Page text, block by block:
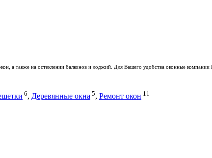
а также на остеклении балконов и лоджий. Для Вашего удобства оконные
6, Деревянные окна 5, Ремонт окон 11